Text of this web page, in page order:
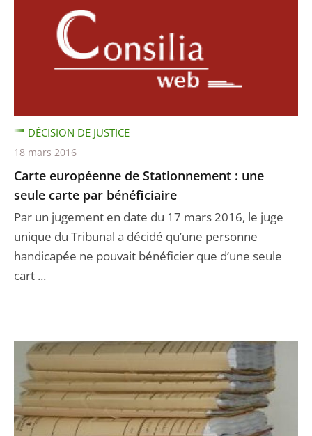
Carte européenne de Stationnement : une
seule carte par bénéficiaire
Par un jugement en date du 17 mars 2016, le juge
unique du Tribunal a décidé qu’une personne
handicapée ne pouvait bénéficier que d’une seule
cart ...
DÉCISION DE JUSTICE
18 mars 2016